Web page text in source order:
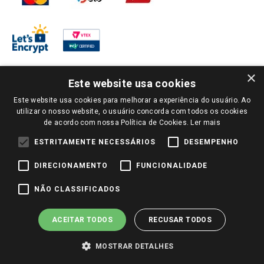
PARA VER OS PREÇOS DA SUA REGIÃO, FAÇA LOGIN E SELECIONE A LOJA DE
SUA PREFERÊNCIA. SOMENTE APÓS O LOGIN, OS PREÇOS DA SUA REGIÃO OU
LOJA SERÃO CARREGADOS.
TODOS OS PREÇOS E CONDIÇÕES COMERCIAIS DESTE SITE SÃO VÁLIDOS APENAS
PARA COMPRAS REALIZADAS NO GIASSI.COM.BR E NA LOJA SELECIONADA
PREÇOS PARA AS VENDAS ONLINE DIVULGADOS NO SITE PREVALECEM ANTE
COMUNICAÇÃO E SITES DE BUSCAS.
2022 COPYRIGHT - GIASSI SUPERMERCADOS. TODOS OS DIREITOS RESERVADOS.
×
Este website usa cookies
Este website usa cookies para melhorar a experiência do usuário. Ao
utilizar o nosso website, o usuário concorda com todos os cookies
de acordo com nossa Política de Cookies. Ler mais
ESTRITAMENTE NECESSÁRIOS DESEMPENHO
DIRECIONAMENTO FUNCIONALIDADE
NÃO CLASSIFICADOS
ACEITAR TODOS RECUSAR TODOS
MOSTRAR DETALHES